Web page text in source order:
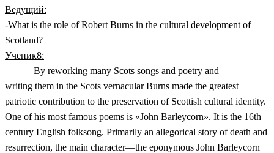
Ведущий:
-What is the role of Robert Burns in the cultural development of
Scotland?
Ученик8:
By reworking many Scots songs and poetry and
writing them in the Scots vernacular Burns made the greatest
patriotic contribution to the preservation of Scottish cultural identity.
One of his most famous poems is «John Barleycorn». It is the 16th
century English folksong. Primarily an allegorical story of death and
resurrection, the main character—the eponymous John Barleycorn